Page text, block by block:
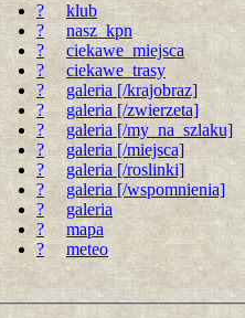
?
klub
?
nasz_kpn
?
ciekawe_miejsca
?
ciekawe_trasy
?
galeria [/krajobraz]
?
galeria [/zwierzeta]
?
galeria [/my_na_szlaku]
?
galeria [/miejsca]
?
galeria [/roslinki]
?
galeria [/wspomnienia]
?
galeria
?
mapa
?
meteo